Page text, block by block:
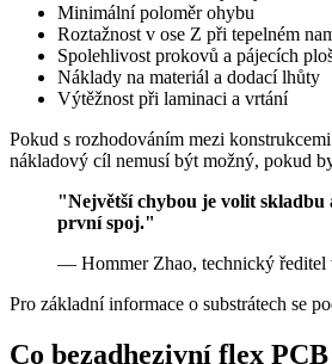
Minimální poloměr ohybu
Roztažnost v ose Z při tepelném
Spolehlivost prokovů a pájecích
Náklady na materiál a dodací lhůty
Výtěžnost při laminaci a vrtání
Pokud s rozhodováním mezi
nákladový cíl nemusí být možný, pokud
"Největší chybou je volit skladbu
první spoj."
— Hommer Zhao, technický ředitel
Pro základní informace o substrátech se
Co bezadhezivní flex